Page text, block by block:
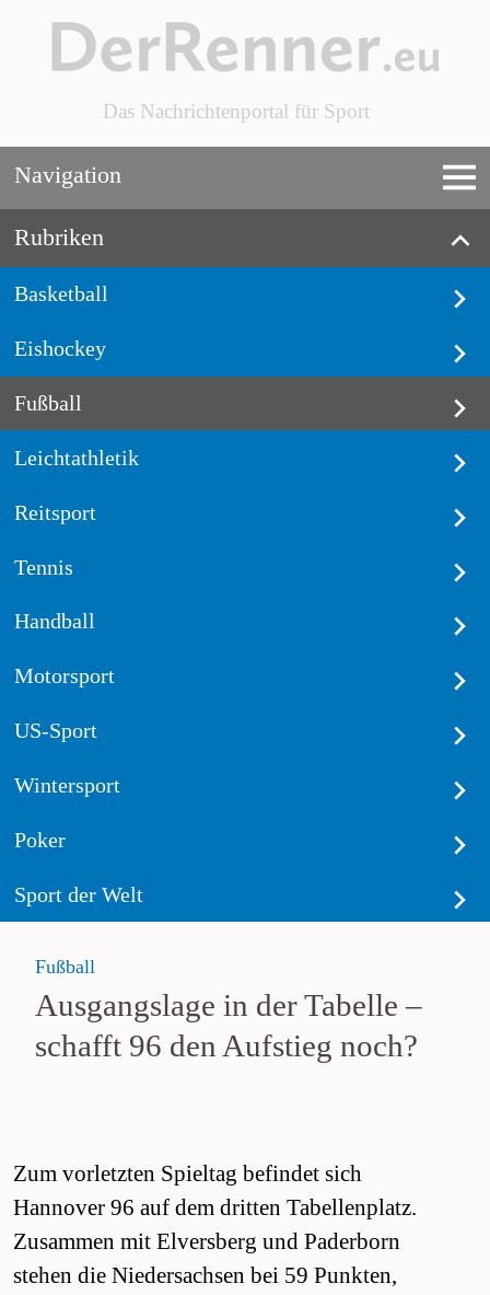
Das Nachrichtenportal für Sport
Navigation
Rubriken
Basketball
Eishockey
Fußball
Leichtathletik
Reitsport
Tennis
Handball
Motorsport
US-Sport
Wintersport
Poker
Sport der Welt
Fußball
Ausgangslage in der Tabelle –
schafft 96 den Aufstieg noch?
Zum vorletzten Spieltag befindet sich
Hannover 96 auf dem dritten Tabellenplatz.
Zusammen mit Elversberg und Paderborn
stehen die Niedersachsen bei 59 Punkten,